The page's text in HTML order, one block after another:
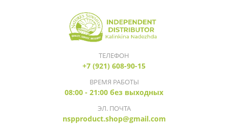
ТЕЛЕФОН
+7 (921) 608-90-15
ВРЕМЯ РАБОТЫ
08:00 - 21:00 без выходных
ЭЛ. ПОЧТА
nspproduct.shop@gmail.com